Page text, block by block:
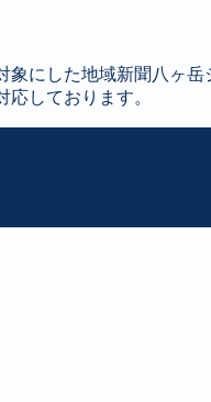
にした地域新聞八ヶ
しております。